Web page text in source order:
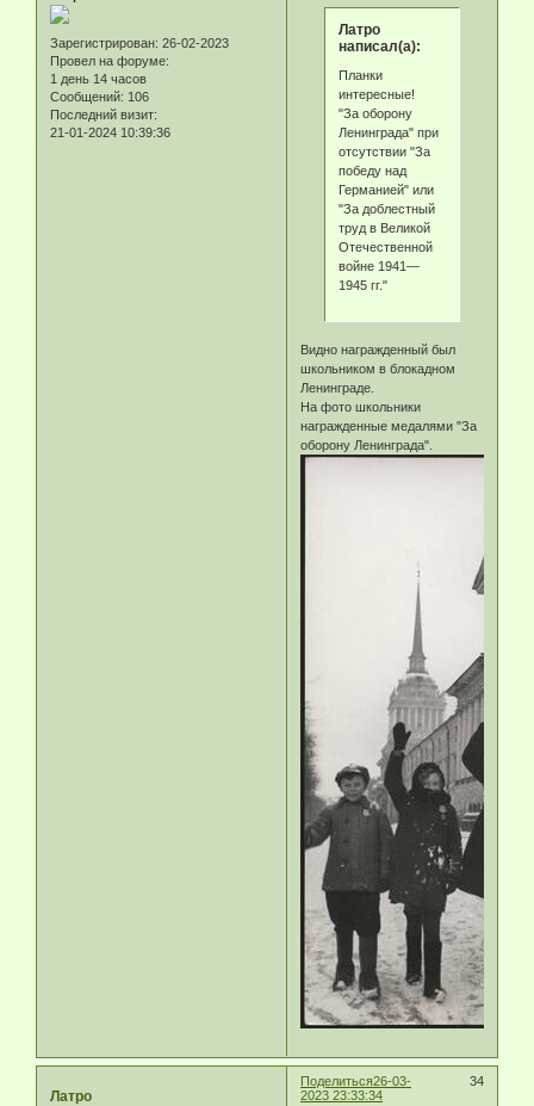
Зарегистрирован: 26-02-2023
Провел на форуме:
1 день 14 часов
Сообщений: 106
Последний визит:
21-01-2024 10:39:36
Латро
написал(а):
Планки
интересные!
"За оборону
Ленинграда" при
отсутствии "За
победу над
Германией" или
"За доблестный
труд в Великой
Отечественной
войне 1941—
1945 гг."
Видно награжденный был
школьником в блокадном
Ленинграде.
На фото школьники
награжденные медалями "За
оборону Ленинграда".
Поделиться 34
26-03-
2023 23:33:34
Латро